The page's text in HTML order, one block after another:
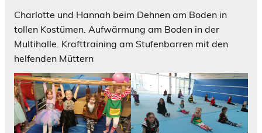
Charlotte und Hannah beim Dehnen am Boden in
tollen Kostümen. Aufwärmung am Boden in der
Multihalle. Krafttraining am Stufenbarren mit den
helfenden Müttern